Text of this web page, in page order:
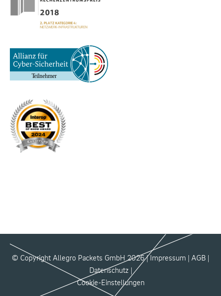
© Copyright Allegro Packets GmbH 2026 |Impressum | AGB |
Datenschutz |
Cookie-Einstellungen